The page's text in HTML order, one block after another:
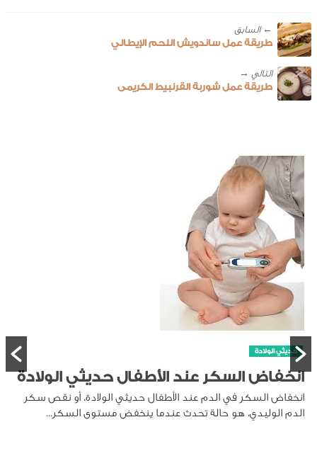
← ‎السابق
طريقة عمل ساندويش اللحم الإيطالي
طريقة عمل شوربة القرنبيط الكريمى
الولادة
أو نقص سكر